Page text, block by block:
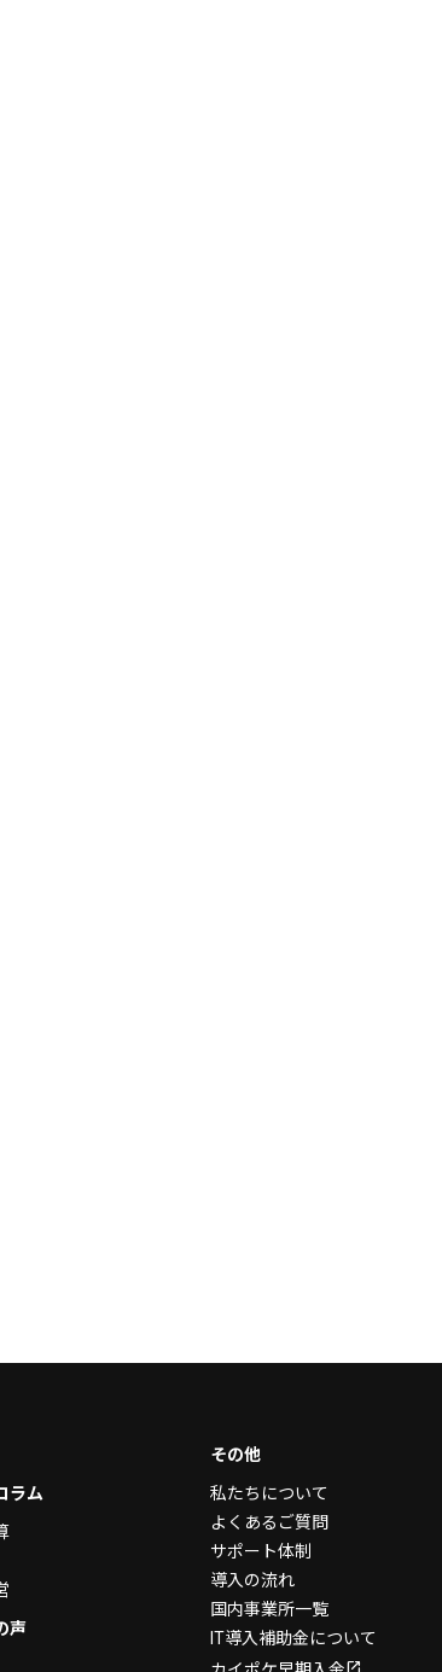
ラム
声
その他
私たちについて
よくあるご質問
サポート体制
導入の流れ
国内事業所一覧
IT導入補助金について